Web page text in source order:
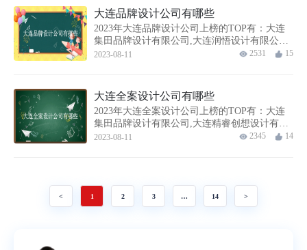
大连品牌设计公司有哪些
2023年大连品牌设计公司上榜的TOP有：大连
集田品牌设计有限公司,大连润悟设计有限公司,
大连精睿创想设计有限公司,大连海之翼设计有
2023-08-11 2531 15
大连全案设计公司有哪些
2023年大连全案设计公司上榜的TOP有：大连
集田品牌设计有限公司,大连精睿创想设计有限
公司,大连壹鸣品牌设计有限责任公司,大连海之
2023-08-11 2345 14
< 1 2 3 … 14 >